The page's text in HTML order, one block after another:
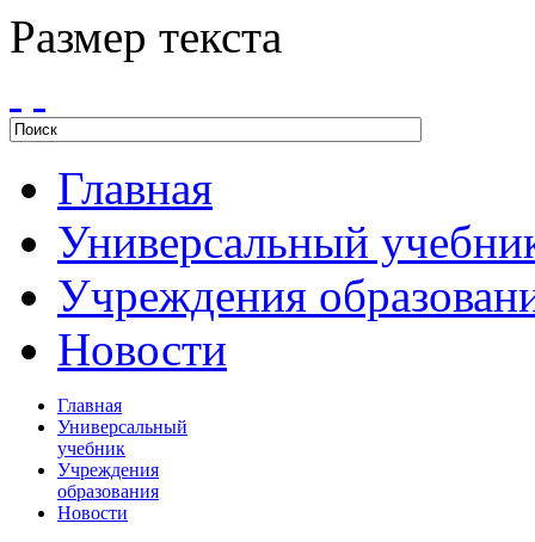
Размер текста
Главная
Универсальный
Учреждения
Новости
Главная
Универсальный
учебник
Учреждения
образования
Новости